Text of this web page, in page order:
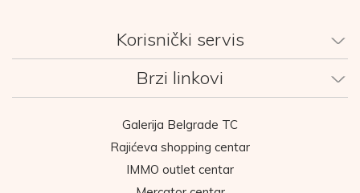
Korisnički servis
Brzi linkovi
Galerija Belgrade TC
Rajićeva shopping centar
IMMO outlet centar